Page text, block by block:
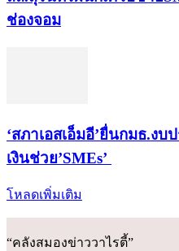
ช่องจอม
‘สภาเอสเอ็มอี’ยื่นกมธ.ง
เงินช่วย’SMEs’
โหลดเพิ่มเติม
“คลังสมองข่าววาไรตี้”